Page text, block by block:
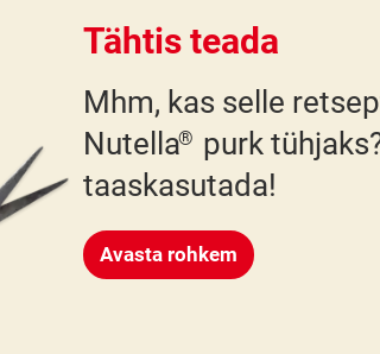
Tähtis teada
Mhm, kas selle
Nutella® purk
taaskasutada!
Avasta rohkem